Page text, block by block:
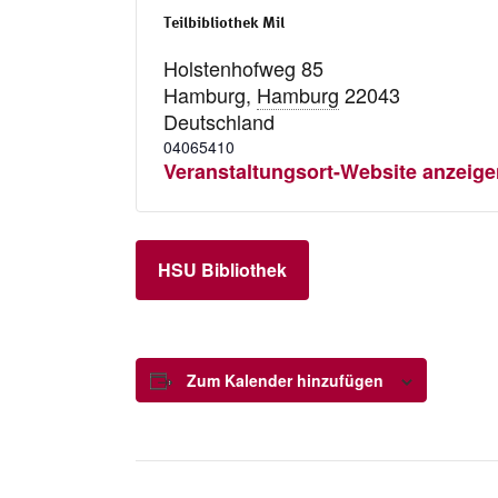
Teilbibliothek Mil
Holstenhofweg 85
Hamburg, Hamburg 22043
Deutschland
04065410
Veranstaltungsort-Website
HSU Bibliothek
Zum Kalender hinzufügen